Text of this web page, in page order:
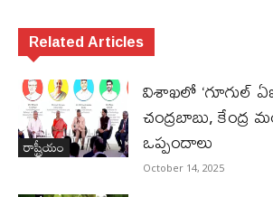
Related Articles
రాష్ట్రీయం
విశాఖలో ‘గూగుల్
చంద్రబాబు, కేంద్ర
ఒప్పందాలు
October 14, 2025